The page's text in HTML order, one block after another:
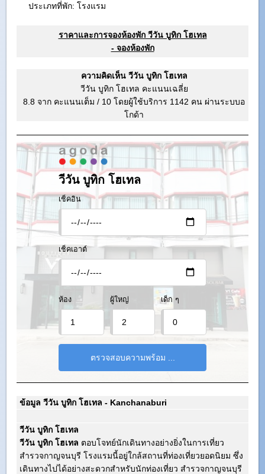
ประเภทที่พัก: โรงแรม
ราคาและการจองห้องพัก วีวัน บูทิก โฮเทล
- จองห้องพัก
ความคิดเห็น วีวัน บูทิก โฮเทล
วีวัน บูทิก โฮเทล คะแนนเฉลี่ย
8.8 จาก คะแนนเต็ม / 10 โดยผู้ใช้บริการ 1142 คน ผ่านระบบอ
โกด้า
วีวัน บูทิก โฮเทล
เช็คอิน
เช็คเอาต์
ห้อง ผู้ใหญ่ เด็ก ๆ
ข้อมูล วีวัน บูทิก โฮเทล - Kanchanaburi
วีวัน บูทิก โฮเทล
วีวัน บูทิก โฮเทล ตอบโจทย์นักเดินทางอย่างยิ่งในการเที่ยว
สำรวจกาญจนบุรี โรงแรมนี้อยู่ใกล้สถานที่ท่องเที่ยวยอดนิยม ซึ่ง
เดินทางไปได้อย่างสะดวกสำหรับนักท่องเที่ยว สำรวจกาญจนบุรี